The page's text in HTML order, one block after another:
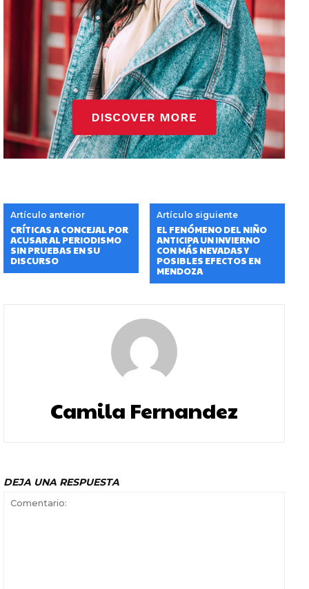
Artículo anterior
CRÍTICAS A CONCEJAL POR
ACUSAR AL PERIODISMO
SIN PRUEBAS EN SU
DISCURSO
Artículo siguiente
EL FENÓMENO DEL NIÑO
ANTICIPA UN INVIERNO
CON MÁS NEVADAS Y
POSIBLES EFECTOS EN
MENDOZA
Camila Fernandez
DEJA UNA RESPUESTA